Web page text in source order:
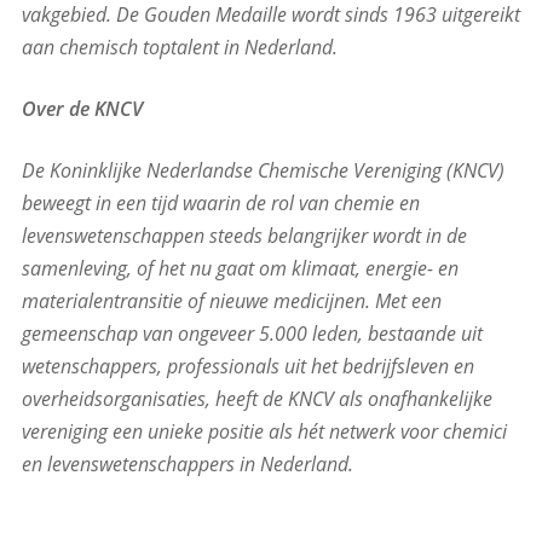
vakgebied. De Gouden Medaille wordt sinds 1963 uitgereikt
aan chemisch toptalent in Nederland.
Over de KNCV
De Koninklijke Nederlandse Chemische Vereniging (KNCV)
beweegt in een tijd waarin de rol van chemie en
levenswetenschappen steeds belangrijker wordt in de
samenleving, of het nu gaat om klimaat, energie- en
materialentransitie of nieuwe medicijnen. Met een
gemeenschap van ongeveer 5.000 leden, bestaande uit
wetenschappers, professionals uit het bedrijfsleven en
overheidsorganisaties, heeft de KNCV als onafhankelijke
vereniging een unieke positie als hét netwerk voor chemici
en levenswetenschappers in Nederland.